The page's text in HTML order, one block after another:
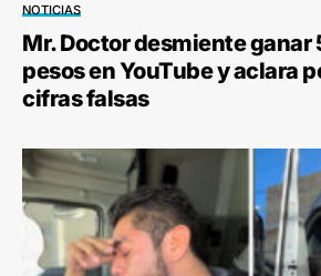
NOTICIAS
Mr. Doctor desmiente ganar
pesos en YouTube y aclara
cifras falsas